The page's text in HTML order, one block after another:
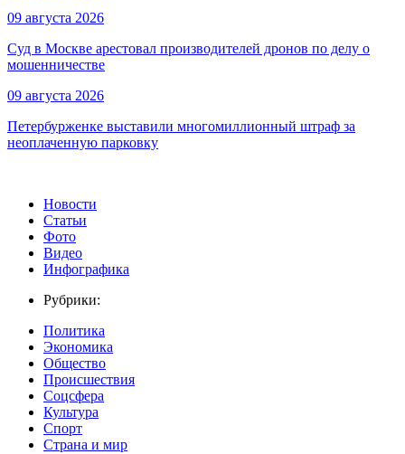
09 августа 2026
Суд в Москве арестовал производителей дронов по делу о
мошенничестве
09 августа 2026
Петербурженке выставили многомиллионный штраф за
неоплаченную парковку
Новости
Статьи
Фото
Видео
Инфографика
Рубрики:
Политика
Экономика
Общество
Происшествия
Соцсфера
Культура
Спорт
Страна и мир